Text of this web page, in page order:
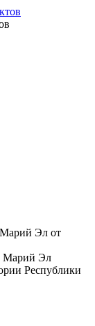
Марий Эл от
Марий Эл
Республики